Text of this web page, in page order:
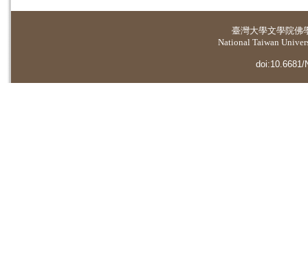
臺灣大學文學院佛
National Taiwan
doi:10.6681/